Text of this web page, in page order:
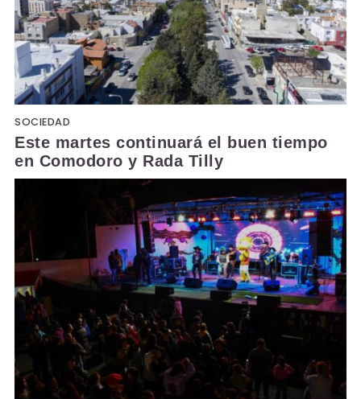
SOCIEDAD
Este martes continuará el buen tiempo
en Comodoro y Rada Tilly